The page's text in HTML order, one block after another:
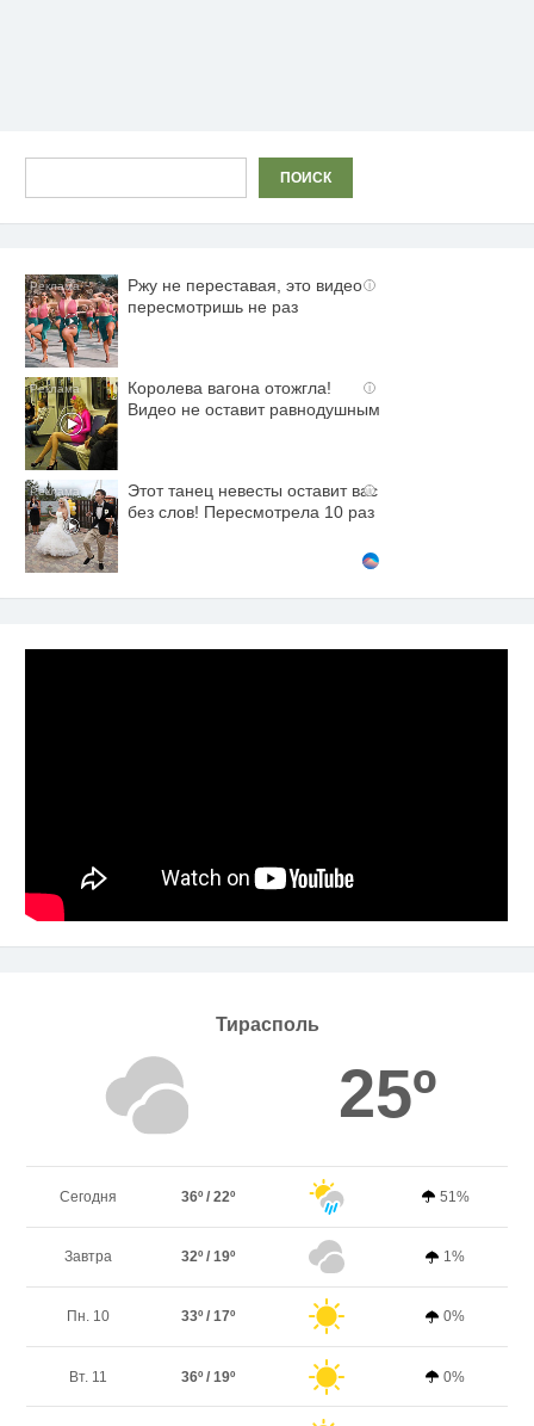
ПОИСК
i
Ржу не переставая, это видео
пересмотришь не раз
i
Королева вагона отожгла!
Видео не оставит равнодушным
i
Этот танец невесты оставит вас
без слов! Пересмотрела 10 раз
Тирасполь
25º
Сегодня 36º / 22º 51%
Завтра 32º / 19º 1%
Пн. 10 33º / 17º 0%
Вт. 11 36º / 19º 0%